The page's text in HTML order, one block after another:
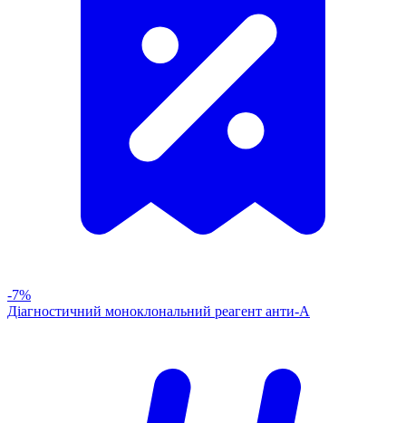
-7%
Діагностичний моноклональний реагент анти-А